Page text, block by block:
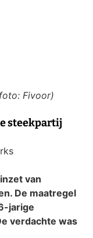
Fivoor)
steekpartij
van
De maatregel
jarige
verdachte was